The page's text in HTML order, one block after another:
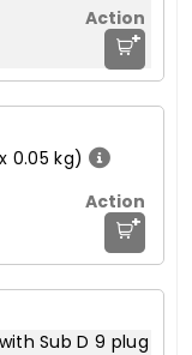
+
0.05 kg)
+
Sub D 9 plug